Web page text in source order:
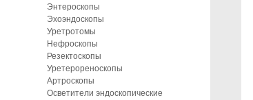
Энтероскопы
Эхоэндоскопы
Уретротомы
Нефроскопы
Резектоскопы
Уретерореноскопы
Артроскопы
Осветители эндоскопические